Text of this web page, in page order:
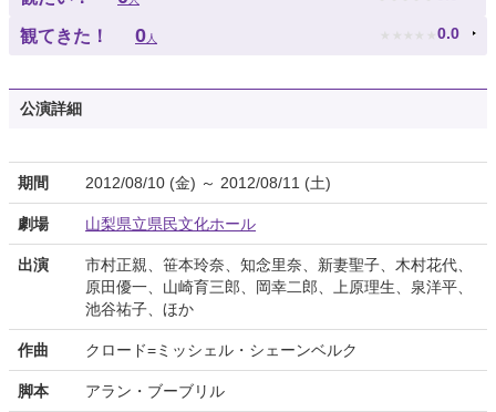
観てきた！ 0人 ★ ★ ★ ★ ★ 0.0
公演詳細
期間 2012/08/10 (金) ～ 2012/08/11 (土)
劇場 山梨県立県民文化ホール
出演
市村正親、笹本玲奈、知念里奈、新妻聖子、木村花代、
原田優一、山崎育三郎、岡幸二郎、上原理生、泉洋平、
池谷祐子、ほか
作曲 クロード=ミッシェル・シェーンベルク
脚本 アラン・ブーブリル